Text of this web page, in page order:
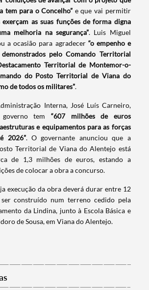
tem para o Concelho” e que vai permitir
exerçam as suas funções de forma digna
melhoria na segurança”. Luis Miguel
a ocasião para agradecer “o empenho e
pelo Comando Territorial
Territorial de Montemor-o-
do Posto Territorial de Viana do
de todos os militares”.
Interna, José Luís Carneiro,
governo tem“607 milhões de euros
e equipamentos para as forças
2026”. O governante anunciou que a
Territorial de Viana do Alentejo está
de 1,3 milhões de euros, estando a
de colocar a obra a concurso.
execução da obra deverá durar entre 12
construído num terreno cedido pela
da Lindina, junto à Escola Básica e
de Sousa, em Viana do Alentejo.